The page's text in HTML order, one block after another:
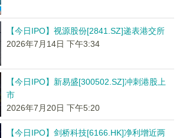
【今日IPO】视源股份[2841.SZ]递表港交所
2026年7月14日 下午3:34
【今日IPO】新易盛[300502.SZ]冲刺港股上
市
2026年7月20日 下午5:20
【今日IPO】剑桥科技[6166.HK]净利增近两